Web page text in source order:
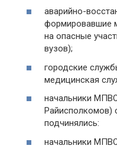
аварийно-
формировавшие
на опасные
вузов);
городские
медицинская
начальники
Райисполкомов)
подчинялись:
начальники